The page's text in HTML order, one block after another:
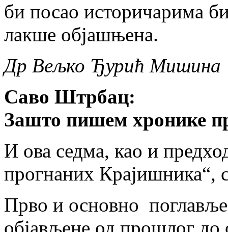
би посао историчарима
лакше објашњена.
Др Вељко Ђурић Мишина
Саво Штрбац:
Зашто пишем хронике
И ова седма, као и
прогнаних Крајишника“,
Прво и основно